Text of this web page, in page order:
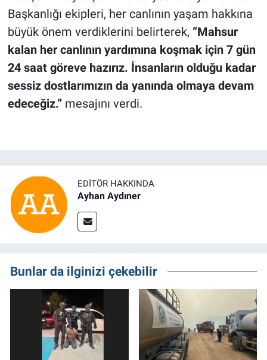
Başkanlığı ekipleri, her canlının yaşam hakkına
büyük önem verdiklerini belirterek, “Mahsur
kalan her canlının yardımına koşmak için 7 gün
24 saat göreve hazırız. İnsanların olduğu kadar
sessiz dostlarımızın da yanında olmaya devam
edeceğiz.”mesajını verdi.
EDITÖR HAKKINDA
Ayhan Aydıner
Bunlar da ilginizi çekebilir